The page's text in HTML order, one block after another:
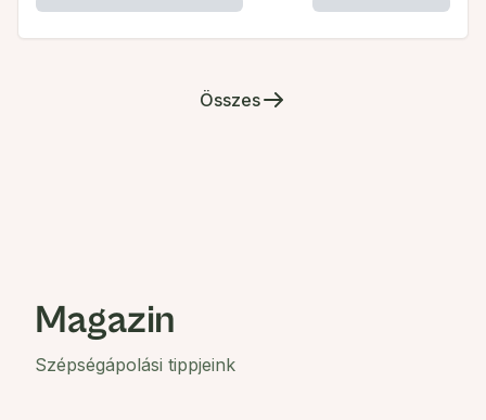
Összes
Magazin
Szépségápolási tippjeink